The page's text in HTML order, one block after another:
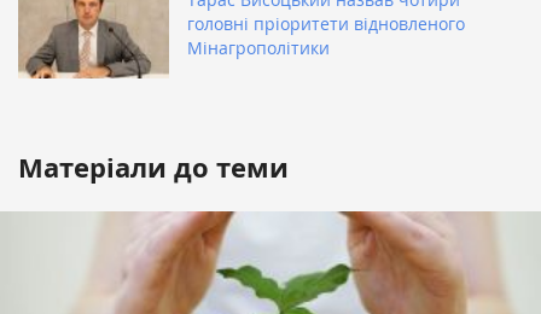
головні пріоритети відновленого
Мінагрополітики
Матеріали до теми